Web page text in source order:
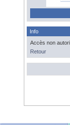
Info
Accès non
Retour